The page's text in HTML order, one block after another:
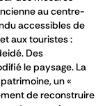
au centre-
accessibles de
aux touristes :
Des
le paysage. La
un «
de reconstruire